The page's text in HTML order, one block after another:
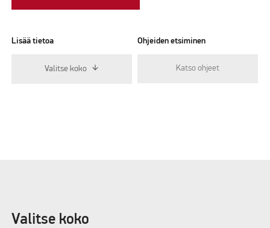
Lisää tietoa
Valitse koko
Ohjeiden etsiminen
Katso ohjeet
Valitse koko